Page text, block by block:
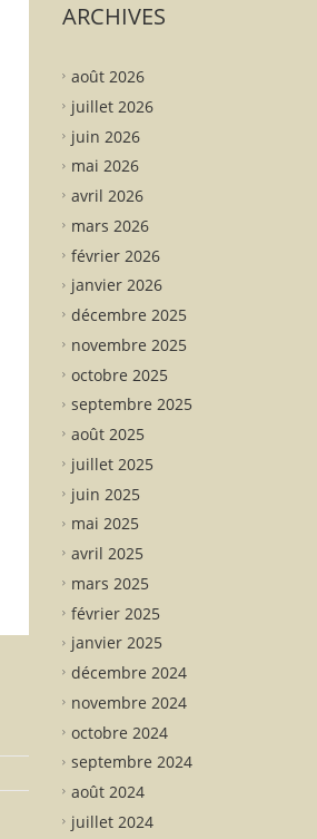
ARCHIVES
août 2026
juillet 2026
juin 2026
mai 2026
avril 2026
mars 2026
février 2026
janvier 2026
décembre 2025
novembre 2025
octobre 2025
septembre 2025
août 2025
juillet 2025
juin 2025
mai 2025
avril 2025
mars 2025
février 2025
janvier 2025
décembre 2024
novembre 2024
octobre 2024
septembre 2024
août 2024
juillet 2024